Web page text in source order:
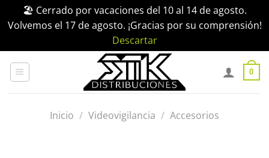
🏖️ Cerrado por vacaciones del 10 al 14 de agosto.
Volvemos el 17 de agosto. ¡Gracias por su comprensión!
Descartar
0
Inicio / Videovigilancia / Accesorios